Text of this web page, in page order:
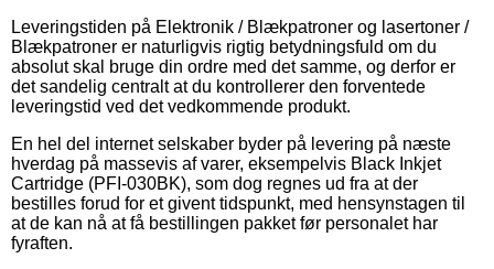
Leveringstiden på Elektronik / Blækpatroner og lasertoner /
Blækpatroner er naturligvis rigtig betydningsfuld om du
absolut skal bruge din ordre med det samme, og derfor er
det sandelig centralt at du kontrollerer den forventede
leveringstid ved det vedkommende produkt.
En hel del internet selskaber byder på levering på næste
hverdag på massevis af varer, eksempelvis Black Inkjet
Cartridge (PFI-030BK), som dog regnes ud fra at der
bestilles forud for et givent tidspunkt, med hensynstagen til
at de kan nå at få bestillingen pakket før personalet har
fyraften.